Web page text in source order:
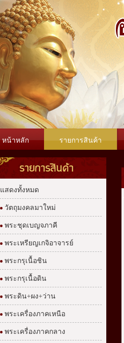
หน้าหลัก รายการสินค้า
รายการสินค้า
แสดงทั้งหมด
วัตถุมงคลมาใหม่
พระชุดเบญจภาคี
พระเหรียญเกจิอาจารย์
พระกรุเนื้อชิน
พระกรุเนื้อดิน
พระดิน+ผง+ว่าน
พระเครื่องภาคเหนือ
พระเครื่องภาคกลาง